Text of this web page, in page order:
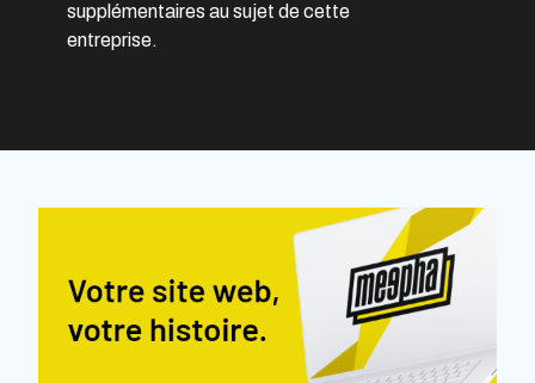
supplémentaires au sujet de cette
entreprise.